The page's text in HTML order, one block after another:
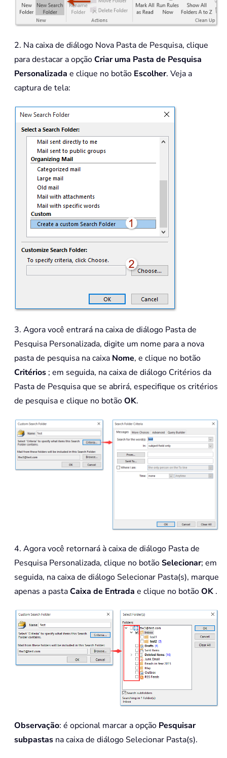
2. Na caixa de diálogo Nova Pasta de Pesquisa, clique
para destacar a opçãoCriar uma Pasta de Pesquisa
Personalizada e clique no botão Escolher. Veja a
captura de tela:
3. Agora você entrará na caixa de diálogo Pasta de
Pesquisa Personalizada, digite um nome para a nova
pasta de pesquisa na caixa Nome, e clique no botão
Critérios ; em seguida, na caixa de diálogo Critérios da
Pasta de Pesquisa que se abrirá, especifique os critérios
de pesquisa e clique no botãoOK.
4. Agora você retornará à caixa de diálogo Pasta de
Pesquisa Personalizada, clique no botãoSelecionar; em
seguida, na caixa de diálogo Selecionar Pasta(s), marque
apenas a pastaCaixa de Entrada e clique no botãoOK .
Observação: é opcional marcar a opção Pesquisar
subpastas na caixa de diálogo Selecionar Pasta(s).